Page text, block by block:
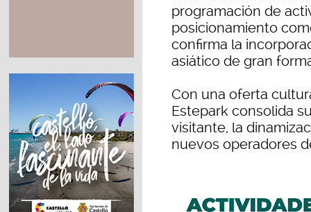
programación de
posicionamiento
confirma la
asiático de gran
Con una oferta
Estepark consolida
visitante, la
nuevos operadores